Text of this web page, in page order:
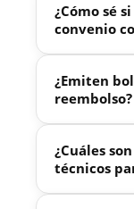
¿Cómo sé
convenio
¿Emiten
reembolso?
¿Cuáles
técnicos